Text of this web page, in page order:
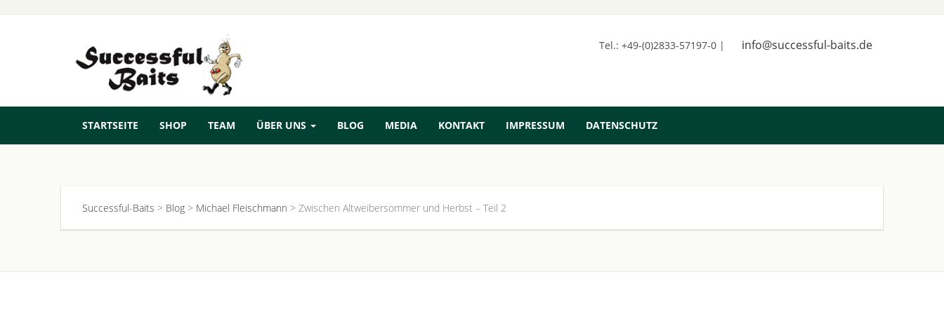
Tel.: +49-(0)2833-57197-0 | info@successful-baits.de
STARTSEITE SHOP TEAM ÜBER UNS BLOG MEDIA KONTAKT IMPRESSUM DATENSCHUTZ
Successful-Baits > Blog > Michael Fleischmann > Zwischen Altweibersommer und Herbst – Teil 2